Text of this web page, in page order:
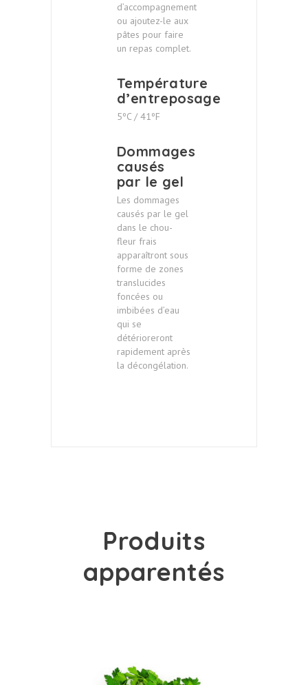
d’accompagnement
ou ajoutez-le aux
pâtes pour faire
un repas complet.
Température
d’entreposage
5ºC / 41ºF
Dommages
causés
par le gel
Les dommages
causés par le gel
dans le chou-
fleur frais
apparaîtront sous
forme de zones
translucides
foncées ou
imbibées d’eau
qui se
détérioreront
rapidement après
la décongélation.
Produits
apparentés